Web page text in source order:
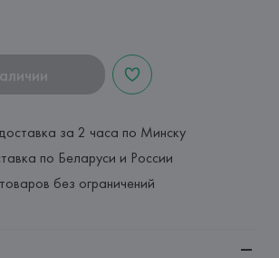
за 2 часа по Минску
по Беларуси и России
без ограничений